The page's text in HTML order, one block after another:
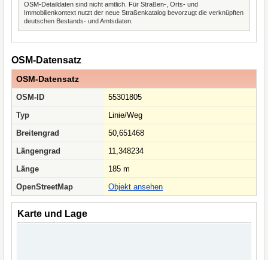
OSM-Detaildaten sind nicht amtlich. Für Straßen-, Orts- und
Immobilienkontext nutzt der neue Straßenkatalog bevorzugt die verknüpften
deutschen Bestands- und Amtsdaten.
OSM-Datensatz
OSM-Datensatz
OSM-ID
55301805
Typ
Linie/Weg
Breitengrad
50,651468
Längengrad
11,348234
Länge
185 m
OpenStreetMap
Objekt ansehen
Karte und Lage